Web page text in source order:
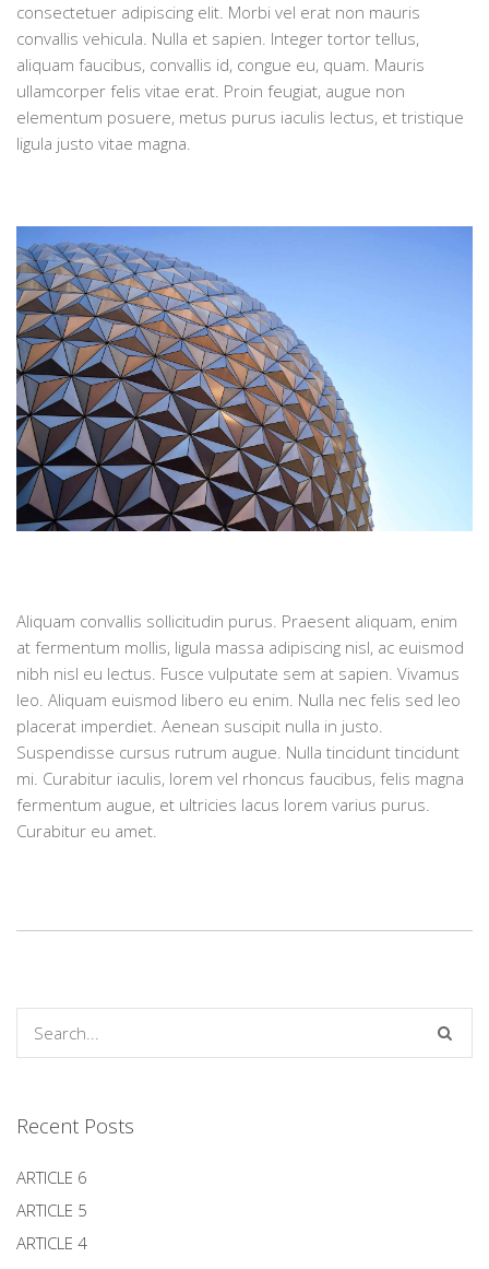
consectetuer adipiscing elit. Morbi vel erat non mauris
convallis vehicula. Nulla et sapien. Integer tortor tellus,
aliquam faucibus, convallis id, congue eu, quam. Mauris
ullamcorper felis vitae erat. Proin feugiat, augue non
elementum posuere, metus purus iaculis lectus, et tristique
ligula justo vitae magna.
Aliquam convallis sollicitudin purus. Praesent aliquam, enim
at fermentum mollis, ligula massa adipiscing nisl, ac euismod
nibh nisl eu lectus. Fusce vulputate sem at sapien. Vivamus
leo. Aliquam euismod libero eu enim. Nulla nec felis sed leo
placerat imperdiet. Aenean suscipit nulla in justo.
Suspendisse cursus rutrum augue. Nulla tincidunt tincidunt
mi. Curabitur iaculis, lorem vel rhoncus faucibus, felis magna
fermentum augue, et ultricies lacus lorem varius purus.
Curabitur eu amet.
Recent Posts
ARTICLE 6
ARTICLE 5
ARTICLE 4